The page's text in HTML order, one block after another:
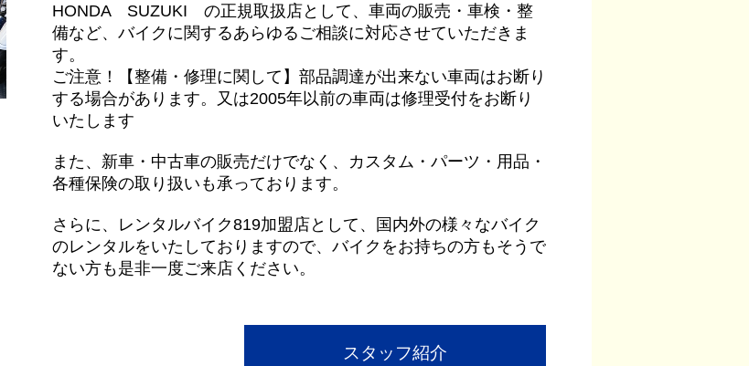
HONDA SUZUKI の正規取扱店として、車両の販売・車検・整
備など、バイクに関するあらゆるご相談に対応させていただきま
す。
ご注意！【整備・修理に関して】部品調達が出来ない車両はお断り
する場合があります。又は2005年以前の車両は修理受付をお断り
いたします
また、新車・中古車の販売だけでなく、カスタム・パーツ・用品・
各種保険の取り扱いも承っております。
さらに、レンタルバイク819加盟店として、国内外の様々なバイク
のレンタルをいたしておりますので、バイクをお持ちの方もそうで
ない方も是非一度ご来店ください。
スタッフ紹介